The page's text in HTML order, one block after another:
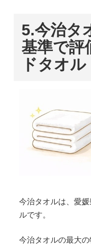
5.今治タ
基準で評
ドタオル
今治タオルは、愛
ルです。
今治タオルの最大